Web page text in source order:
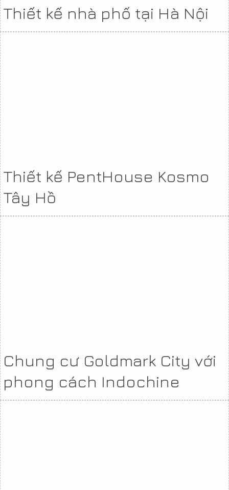
Thiết kế nhà phố tại Hà Nội
Thiết kế PentHouse Kosmo
Tây Hồ
Chung cư Goldmark City với
phong cách Indochine